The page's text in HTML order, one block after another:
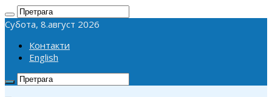
Субота, 8.август 2026
Контакти
English